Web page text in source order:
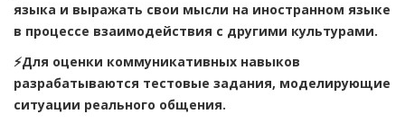
языка и выражать свои мысли на иностранном языке
в процессе взаимодействия с другими культурами.
⚡Для оценки коммуникативных навыков
разрабатываются тестовые задания, моделирующие
ситуации реального общения.